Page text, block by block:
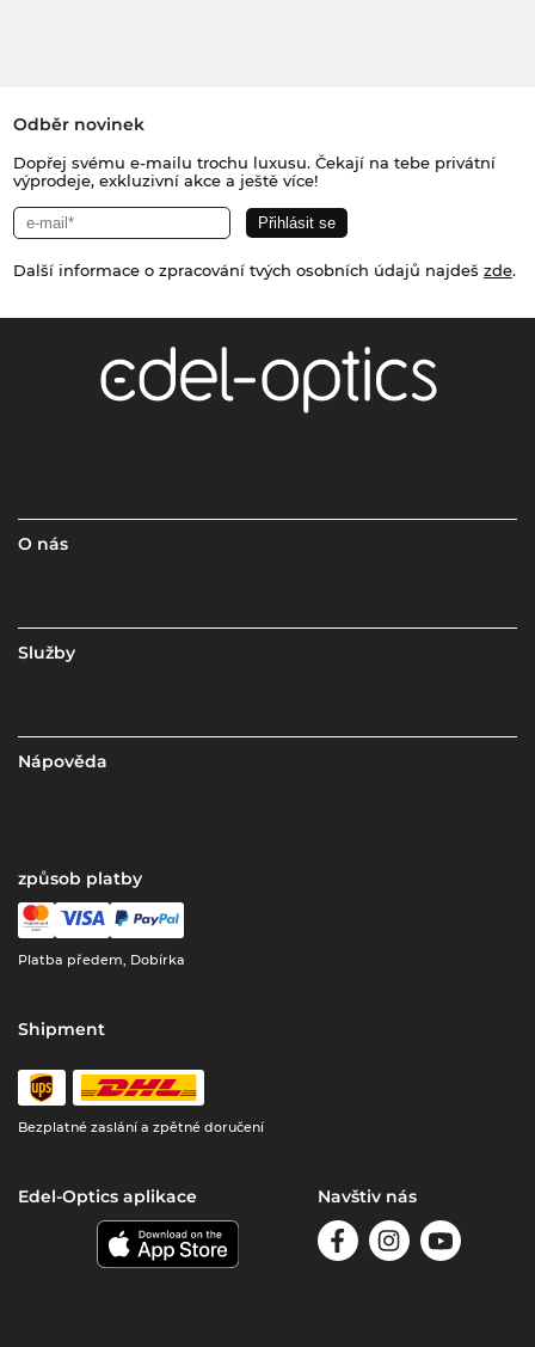
Odběr novinek
Dopřej svému e-mailu trochu luxusu. Čekají na tebe privátní
výprodeje, exkluzivní akce a ještě více!
Další informace o zpracování tvých osobních údajů najdeš zde.
O nás
Služby
Nápověda
způsob platby
Platba předem, Dobírka
Shipment
Bezplatné zaslání a zpětné doručení
Edel-Optics aplikace Navštiv nás